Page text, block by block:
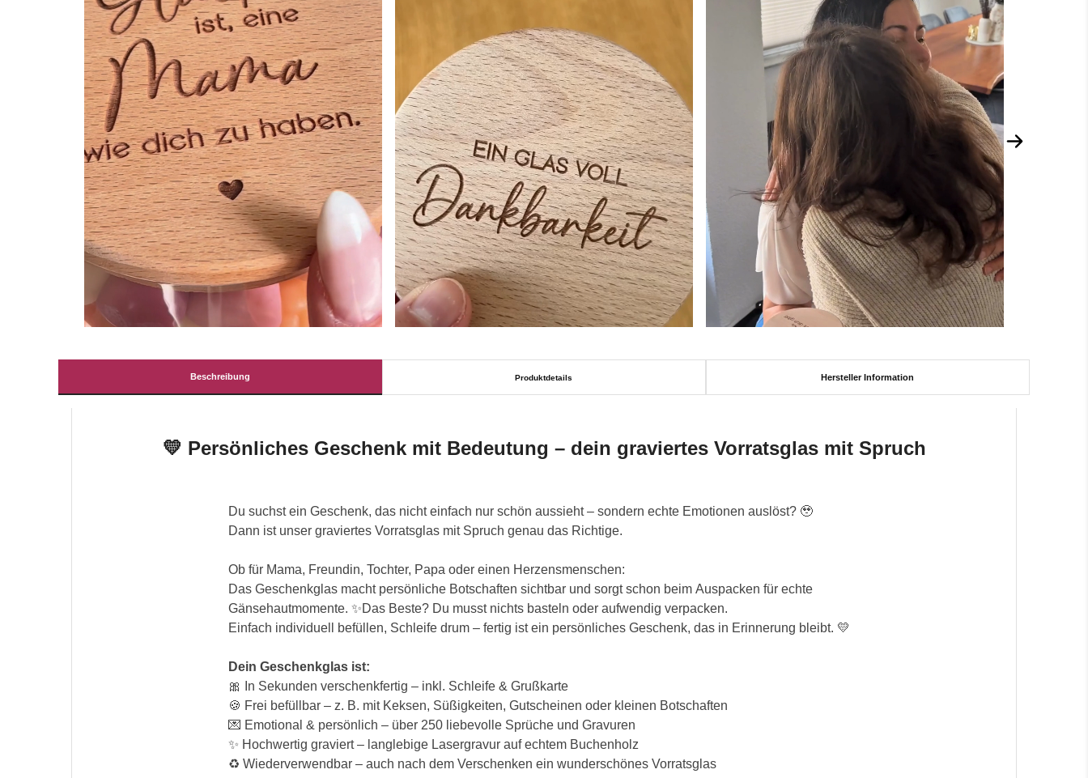
Beschreibung Produktdetails Hersteller Information
💛 Persönliches Geschenk mit Bedeutung – dein graviertes Vorratsglas mit Spruch
Du suchst ein Geschenk, das nicht einfach nur schön aussieht – sondern echte Emotionen auslöst? 🥹
Dann ist unser graviertes Vorratsglas mit Spruch genau das Richtige.
Ob für Mama, Freundin, Tochter, Papa oder einen Herzensmenschen:
Das Geschenkglas macht persönliche Botschaften sichtbar und sorgt schon beim Auspacken für echte
Gänsehautmomente. ✨Das Beste? Du musst nichts basteln oder aufwendig verpacken.
Einfach individuell befüllen, Schleife drum – fertig ist ein persönliches Geschenk, das in Erinnerung bleibt. 💛
Dein Geschenkglas ist:
🎀 In Sekunden verschenkfertig – inkl. Schleife & Grußkarte
🍪 Frei befüllbar – z. B. mit Keksen, Süßigkeiten, Gutscheinen oder kleinen Botschaften
💌 Emotional & persönlich – über 250 liebevolle Sprüche und Gravuren
✨ Hochwertig graviert – langlebige Lasergravur auf echtem Buchenholz
♻️ Wiederverwendbar – auch nach dem Verschenken ein wunderschönes Vorratsglas